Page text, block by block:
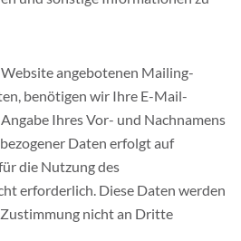
angebotenen Mailing-
benötigen wir Ihre E-Mail-
Ihres Vor- und Nachnamens
Daten erfolgt auf
die Nutzung des
erforderlich. Diese Daten werden
nicht an Dr­itte